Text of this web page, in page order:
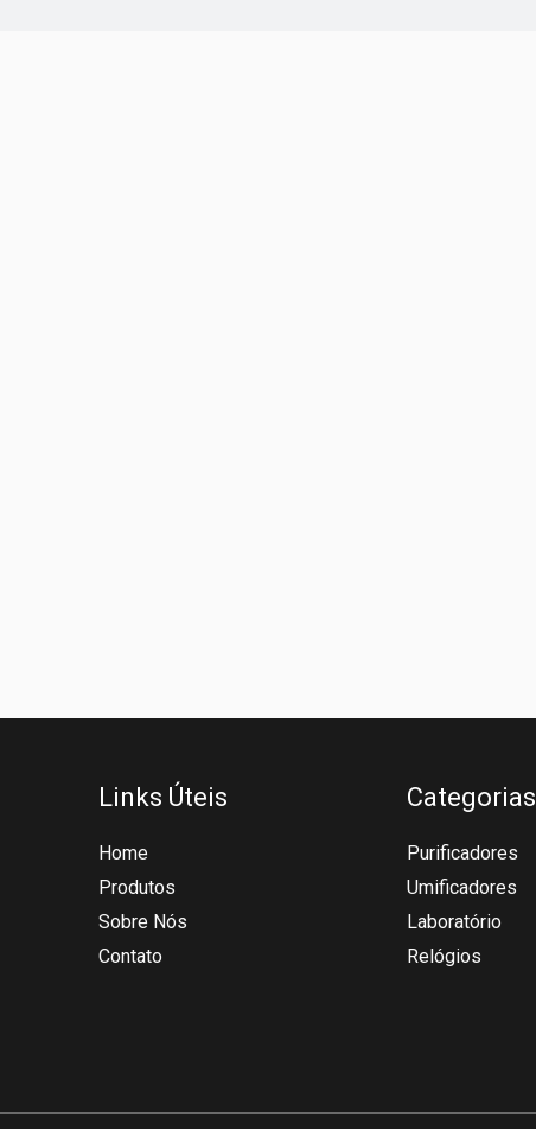
Links Úteis
Home
Produtos
Sobre Nós
Contato
Categorias
Purificadores
Umificadores
Laboratório
Relógios